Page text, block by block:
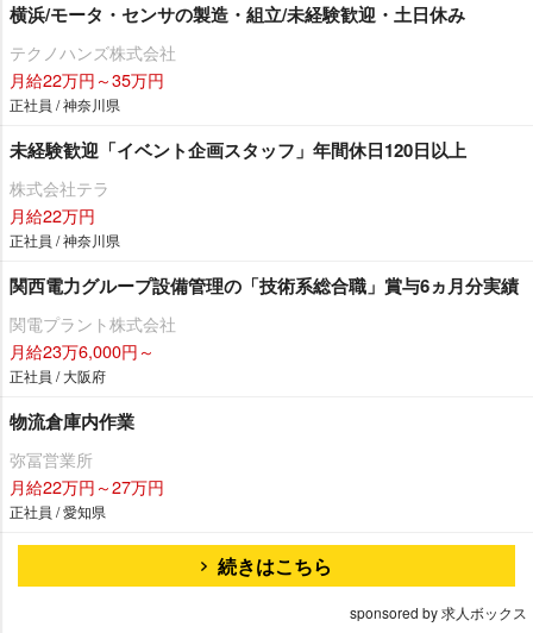
横浜/モータ・センサの製造・組立/未経験歓迎・土日休み
テクノハンズ株式会社
月給22万円～35万円
正社員 / 神奈川県
未経験歓迎「イベント企画スタッフ」年間休日120日以上
株式会社テラ
月給22万円
正社員 / 神奈川県
関西電力グループ設備管理の「技術系総合職」賞与6ヵ月分実績
関電プラント株式会社
月給23万6,000円～
正社員 / 大阪府
物流倉庫内作業
弥冨営業所
月給22万円～27万円
正社員 / 愛知県
続きはこちら
sponsored by 求人ボックス